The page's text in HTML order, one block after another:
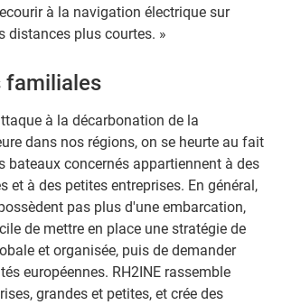
à la navigation électrique sur
distances plus courtes. »
familiales
à la décarbonation de la
dans nos régions, on se heurte au fait
bateaux concernés appartiennent à des
et à des petites entreprises. En général,
pas plus d'une embarcation,
de mettre en place une stratégie de
et organisée, puis de demander
européennes. RH2INE rassemble
grandes et petites, et crée des